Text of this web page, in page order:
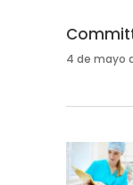
4 de mayo